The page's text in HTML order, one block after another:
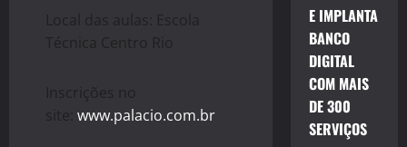
Local das aulas: Escola
Técnica Centro Rio
Inscrições no
site: www.palacio.com.br
E IMPLANTA
BANCO
DIGITAL
COM MAIS
DE 300
SERVIÇOS